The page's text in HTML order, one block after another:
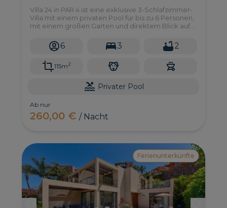
Villa 24 in PAR 4 ist eine exklusive 3-Schlafzimmer-
Villa mit einem privaten Pool für bis zu 6 Personen,
mit einem großen Garten und direktem Blick auf
und Entspannung!
6 3 2
115m2
Privater Pool
Ab nur
260,00 €/ Nacht
Ferienunterkünfte